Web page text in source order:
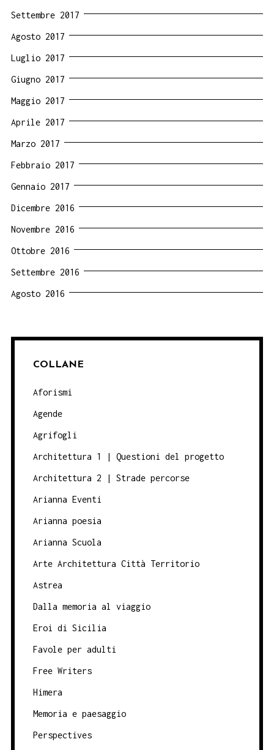
Settembre 2017
Agosto 2017
Luglio 2017
Giugno 2017
Maggio 2017
Aprile 2017
Marzo 2017
Febbraio 2017
Gennaio 2017
Dicembre 2016
Novembre 2016
Ottobre 2016
Settembre 2016
Agosto 2016
COLLANE
Aforismi
Agende
Agrifogli
Architettura 1 | Questioni del progetto
Architettura 2 | Strade percorse
Arianna Eventi
Arianna poesia
Arianna Scuola
Arte Architettura Città Territorio
Astrea
Dalla memoria al viaggio
Eroi di Sicilia
Favole per adulti
Free Writers
Himera
Memoria e paesaggio
Perspectives